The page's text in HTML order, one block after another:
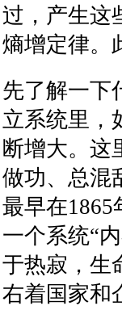
过，产生这
熵增定律。
先了解一下
立系统里，
断增大。这
做功、总混
最早在1865
一个系统“
于热寂，生
右着国家和